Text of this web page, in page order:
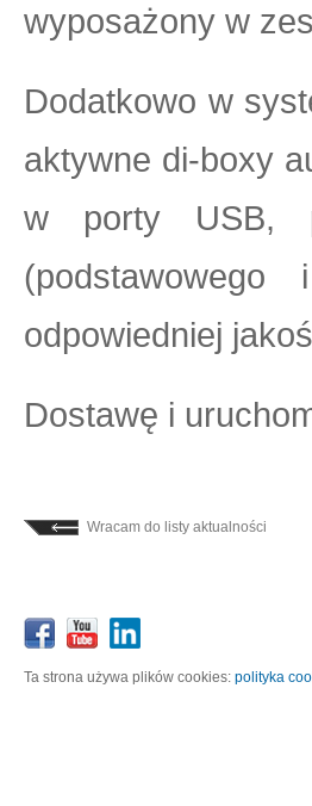
wyposażony w
Dodatkowo w
aktywne di-boxy
w porty USB,
odpowiedniej
Dostawę i
Wracam do listy aktualności
Ta strona używa plików cookies: polityka